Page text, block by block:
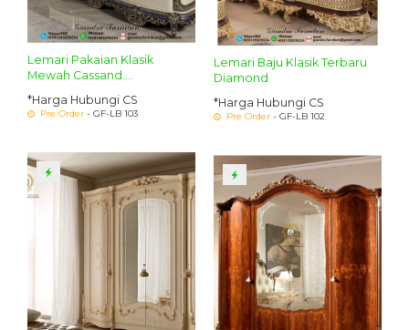
Lemari Pakaian Klasik
Mewah Cassand....
*Harga Hubungi CS
Pre Order - GF-LB 103
Lemari Baju Klasik Terbaru
Diamond
*Harga Hubungi CS
Pre Order - GF-LB 102